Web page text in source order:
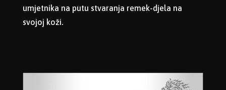
umjetnika na putu stvaranja remek-djela na
svojoj koži.